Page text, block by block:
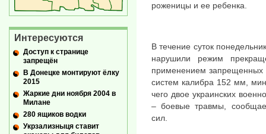
роженицы и ее ребенка.
В течение суток
нарушили режим
применением запрещенных
систем калибра 152 мм,
чего двое украинских
– боевые травмы,
сил.
Интересуются
Доступ к странице
запрещён
В Донецке монтируют ёлку
2015
Жаркие дни ноября 2004 в
Милане
280 ящиков водки
Укрзализныця ставит